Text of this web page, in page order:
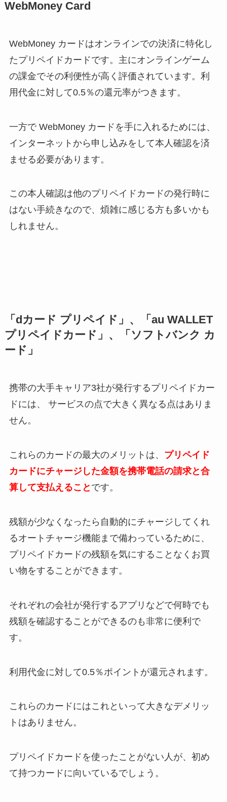
WebMoney Card
WebMoney カードはオンラインでの決済に特化し
たプリペイドカードです。主にオンラインゲーム
の課金でその利便性が高く評価されています。利
用代金に対して0.5％の還元率がつきます。
一方で WebMoney カードを手に入れるためには、
インターネットから申し込みをして本人確認を済
ませる必要があります。
この本人確認は他のプリペイドカードの発行時に
はない手続きなので、煩雑に感じる方も多いかも
しれません。
「dカード プリペイド」、「au WALLET
プリペイドカード」、「ソフトバンク カ
ード」
携帯の大手キャリア3社が発行するプリペイドカー
ドには、 サービスの点で大きく異なる点はありま
せん。
これらのカードの最大のメリットは、 プリペイド
カードにチャージした金額を携帯電話の請求と合
算して支払えること です。
残額が少なくなったら自動的にチャージしてくれ
るオートチャージ機能まで備わっているために、
プリペイドカードの残額を気にすることなくお買
い物をすることができます。
それぞれの会社が発行するアプリなどで何時でも
残額を確認することができるのも非常に便利で
す。
利用代金に対して0.5％ポイントが還元されます。
これらのカードにはこれといって大きなデメリッ
トはありません。
プリペイドカードを使ったことがない人が、初め
て持つカードに向いているでしょう。